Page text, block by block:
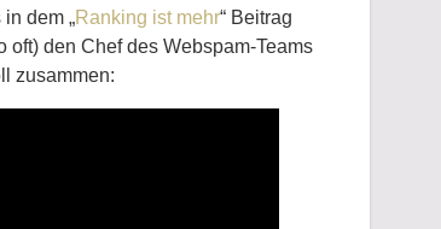
dem „Ranking ist mehr“ Beitrag
den Chef des Webspam-Teams
zusammen: